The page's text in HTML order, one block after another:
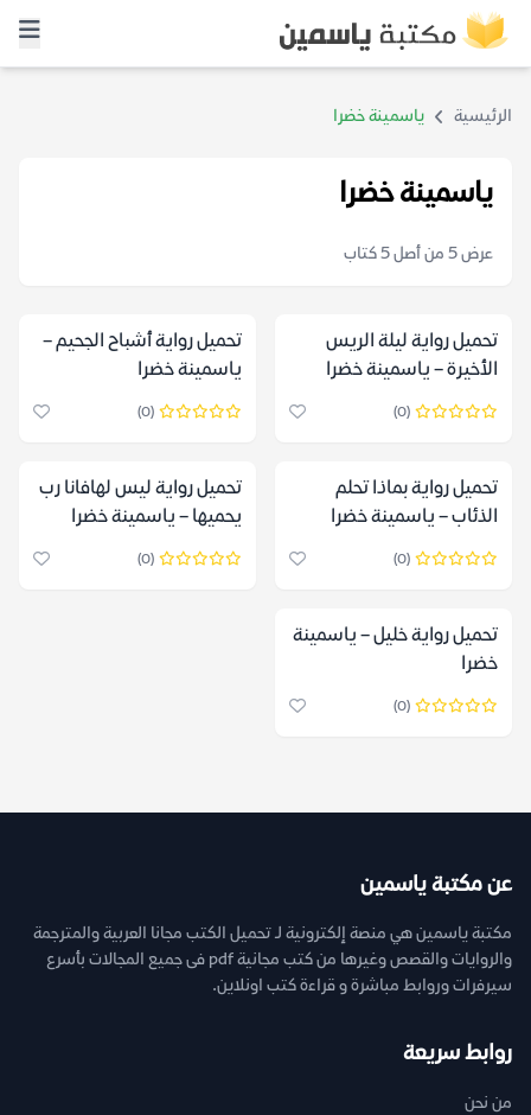
الرئيسية ياسمينة خضرا
ياسمينة خضرا
عرض 5 من أصل 5 كتاب
تحميل رواية ليلة الريس
الأخيرة – ياسمينة خضرا
(0)
تحميل رواية أشباح الجحيم –
ياسمينة خضرا
(0)
تحميل رواية بماذا تحلم
الذئاب – ياسمينة خضرا
(0)
تحميل رواية ليس لهافانا رب
يحميها – ياسمينة خضرا
(0)
تحميل رواية خليل – ياسمينة
خضرا
(0)
عن مكتبة ياسمين
مكتبة ياسمين هي منصة إلكترونية لـ تحميل الكتب مجانا العربية والمترجمة
والروايات والقصص وغيرها من كتب مجانية pdf فى جميع المجالات بأسرع
سيرفرات وروابط مباشرة و قراءة كتب اونلاين.
روابط سريعة
من نحن